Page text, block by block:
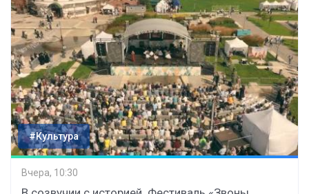
#Культура
Вчера, 10:30